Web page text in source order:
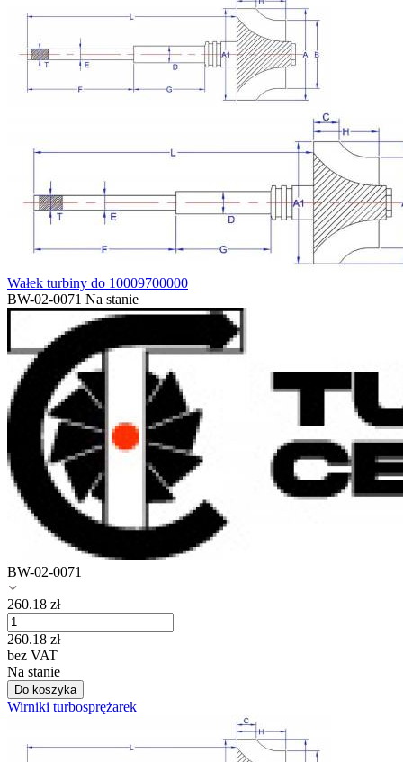
Wałek turbiny do 10009700000
BW-02-0071 Na stanie
BW-02-0071
260.18 zł
260.18 zł
bez VAT
Na stanie
Do koszyka
Wirniki turbosprężarek